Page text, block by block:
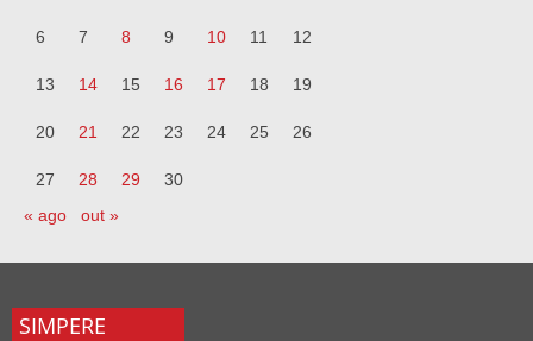
6 7 8 9 10 11 12
13 14 15 16 17 18 19
20 21 22 23 24 25 26
27 28 29
30
« ago
out »
SIMPERE